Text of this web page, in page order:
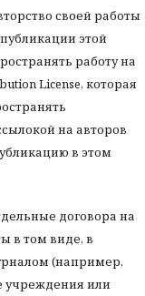
своей работы
этой
работу на
License, которая
на авторов
в этом
договора на
в том виде, в
(например,
учреждения или